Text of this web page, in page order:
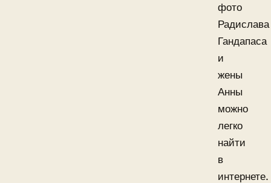
фото
Радислава
Гандапаса
и
жены
Анны
можно
легко
найти
в
интернете.